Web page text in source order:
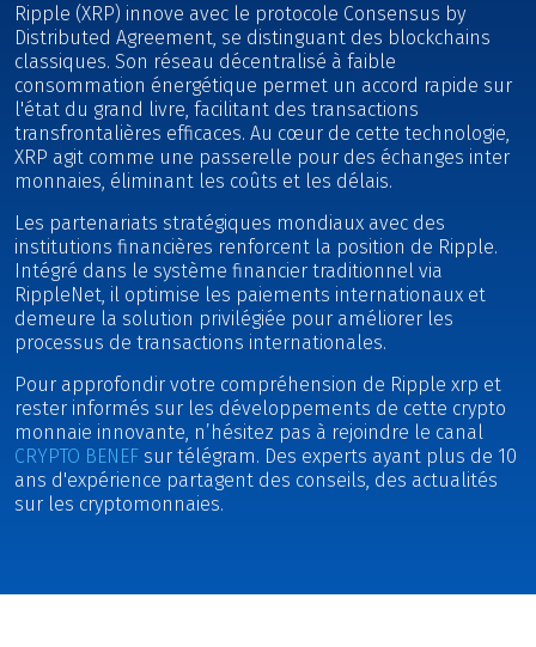
Ripple (XRP) innove avec le protocole Consensus by
Distributed Agreement, se distinguant des blockchains
classiques. Son réseau décentralisé à faible
consommation énergétique permet un accord rapide sur
l'état du grand livre, facilitant des transactions
transfrontalières efficaces. Au cœur de cette technologie,
XRP agit comme une passerelle pour des échanges inter
monnaies, éliminant les coûts et les délais.
Les partenariats stratégiques mondiaux avec des
institutions financières renforcent la position de Ripple.
Intégré dans le système financier traditionnel via
RippleNet, il optimise les paiements internationaux et
demeure la solution privilégiée pour améliorer les
processus de transactions internationales.
Pour approfondir votre compréhension de Ripple xrp et
rester informés sur les développements de cette crypto
monnaie innovante, n’hésitez pas à rejoindre le canal
CRYPTO BENEF sur télégram. Des experts ayant plus de 10
ans d'expérience partagent des conseils, des actualités
sur les cryptomonnaies.